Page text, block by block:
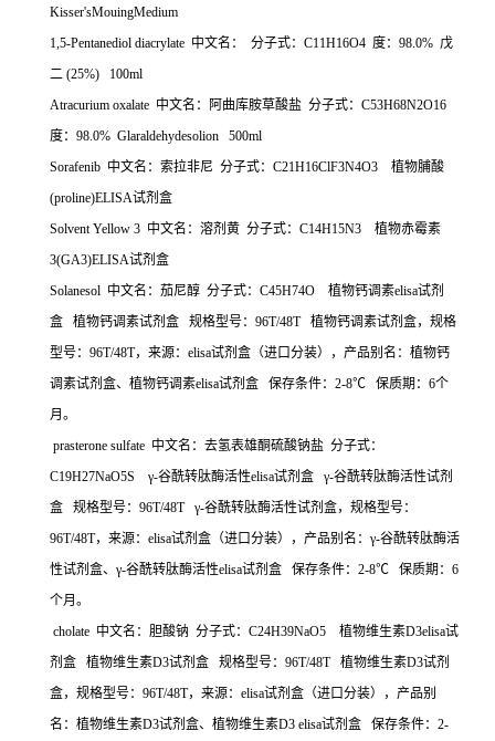
Kisser'sMouingMedium
1,5-Pentanediol diacrylate 中文名： 分子式： C11H16O4 度： 98.0% 戊
二 (25%) 100ml
Atracurium oxalate 中文名：阿曲库胺草酸盐 分子式： C53H68N2O16
度： 98.0% Glaraldehydesolion 500ml
Sorafenib 中文名：索拉非尼 分子式： C21H16ClF3N4O3 植物脯酸
(proline)ELISA试剂盒
Solvent Yellow 3 中文名：溶剂黄 分子式： C14H15N3 植物赤霉素
3(GA3)ELISA试剂盒
Solanesol 中文名：茄尼醇 分子式： C45H74O 植物钙调素elisa试剂
盒
植物钙调素试剂盒 规格型号： 96T/48T 植物钙调素试剂盒，规格
型号： 96T/48T，来源： elisa试剂盒（进口分装），产品别名：植物钙
调素试剂盒、植物钙调素elisa试剂盒 保存条件： 2-8℃ 保质期： 6个
月。
prasterone sulfate 中文名：去氢表雄酮硫酸钠盐 分子式：
C19H27NaO5S γ-谷酰转肽酶活性elisa试剂盒 γ-谷酰转肽酶活性试剂
盒
规格型号： 96T/48T γ-谷酰转肽酶活性试剂盒，规格型号：
96T/48T，来源： elisa试剂盒（进口分装），产品别名：γ-谷酰转肽酶活
性试剂盒、γ-谷酰转肽酶活性elisa试剂盒 保存条件： 2-8℃ 保质期： 6
个月。
cholate 中文名：胆酸钠 分子式： C24H39NaO5 植物维生素D3elisa试
剂盒
植物维生素D3试剂盒 规格型号： 96T/48T 植物维生素D3试剂
盒，规格型号： 96T/48T，来源： elisa试剂盒（进口分装），产品别
名：植物维生素D3试剂盒、植物维生素D3 elisa试剂盒 保存条件： 2-